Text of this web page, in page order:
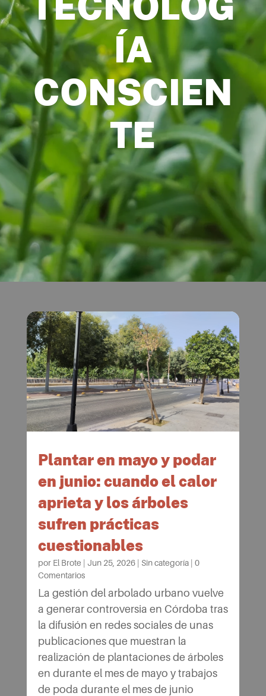
ÍA
CONSCIEN
TE
Plantar en mayo y podar
en junio: cuando el calor
aprieta y los árboles
sufren prácticas
cuestionables
por El Brote | Jun 25, 2026| Sin categoría| 0
Comentarios
La gestión del arbolado urbano vuelve
a generar controversia en Córdoba tras
la difusión en redes sociales de unas
publicaciones que muestran la
realización de plantaciones de árboles
en durante el mes de mayo y trabajos
de poda durante el mes de junio